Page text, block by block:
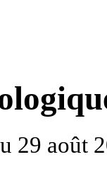
29 août